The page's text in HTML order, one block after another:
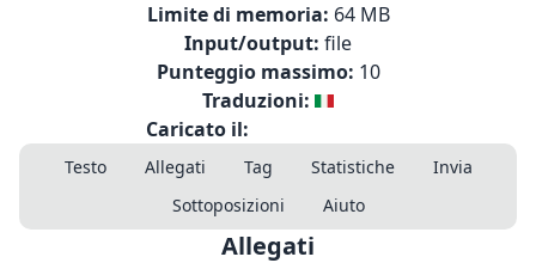
Limite di memoria: 64 MB
Input/output: file
Punteggio massimo: 10
Traduzioni:
Caricato il:
Testo Allegati Tag Statistiche
Invia
Sottoposizioni
Aiuto
Allegati